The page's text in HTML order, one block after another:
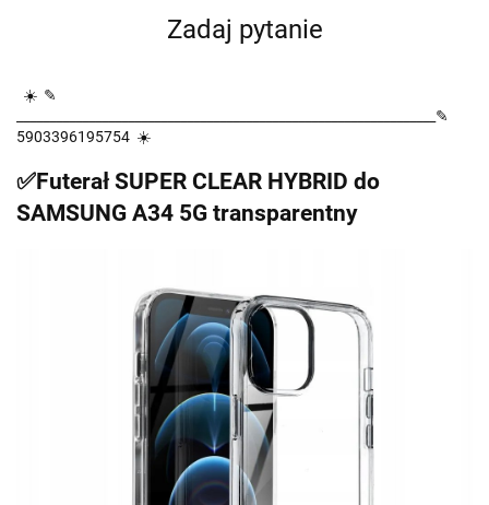
Zadaj pytanie
☀️ ✎
________________________________________________________________✎
5903396195754 ☀️
✅Futerał SUPER CLEAR HYBRID do
SAMSUNG A34 5G transparentny